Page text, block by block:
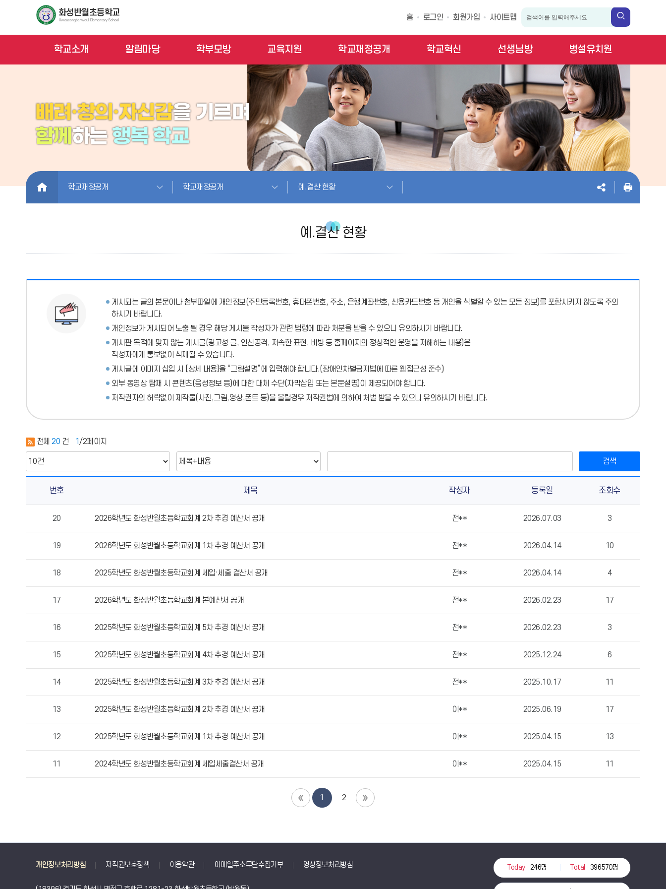
홈 로그인 회원가입 사이트맵
학교소개 알림마당 학부모방 교육지원 학교재정공개 학교혁신 선생님방 병설유치원
HOME 학교재정공개 학교재정공개 예.결산 현황
예.결산 현황
게시되는 글의 본문이나 첨부파일에 개인정보(주민등록번호, 휴대폰번호, 주소, 은행계좌번호, 신용카드번호 등 개인을 식별할 수 있는 모든 정보)를 포함시키지 않도록 주의
하시기 바랍니다.
개인정보가 게시되어 노출 될 경우 해당 게시물 작성자가 관련 법령에 따라 처분을 받을 수 있으니 유의하시기 바랍니다.
게시판 목적에 맞지 않는 게시글(광고성 글, 인신공격, 저속한 표현, 비방 등 홈페이지의 정상적인 운영을 저해하는 내용)은
작성자에게 통보없이 삭제될 수 있습니다.
게시글에 이미지 삽입 시 [상세 내용]을 “그림설명”에 입력해야 합니다.(장애인차별금지법에 따른 웹접근성 준수)
외부 동영상 탑재 시 콘텐츠(음성정보 등)에 대한 대체 수단(자막삽입 또는 본문설명)이 제공되어야 합니다.
저작권자의 허락없이 제작물(사진,그림,영상,폰트 등)을 올릴경우 저작권법에 의하여 처벌 받을 수 있으니 유의하시기 바랍니다.
전체 20 건 1/2페이지
검색
산
황
제
일,
회
수
번호 제목 작성자 등록일 조회수
20 2026학년도 화성반월초등학교회계 2차 추경 예산서 공개 전** 2026.07.03 3
19 2026학년도 화성반월초등학교회계 1차 추경 예산서 공개 전** 2026.04.14 10
18 2025학년도 화성반월초등학교회계 세입·세출 결산서 공개 전** 2026.04.14 4
17 2026학년도 화성반월초등학교회계 본예산서 공개 전** 2026.02.23 17
16 2025학년도 화성반월초등학교회계 5차 추경 예산서 공개 전** 2026.02.23 3
15 2025학년도 화성반월초등학교회계 4차 추경 예산서 공개 전** 2025.12.24 6
14 2025학년도 화성반월초등학교회계 3차 추경 예산서 공개 전** 2025.10.17 11
13 2025학년도 화성반월초등학교회계 2차 추경 예산서 공개 이** 2025.06.19 17
12 2025학년도 화성반월초등학교회계 1차 추경 예산서 공개 이** 2025.04.15 13
11 2024학년도 화성반월초등학교회계 세입세출결산서 공개 이** 2025.04.15 11
1 2
개인정보처리방침 저작권보호정책 이용약관 이메일주소무단수집거부 영상정보처리방침 Today 246명 Total 396570명